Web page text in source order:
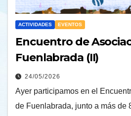
ACTIVIDADES EVENTOS
Encuentro de
Fuenlabrada (II)
24/05/2026
Ayer participamos en el
de Fuenlabrada, junto a más de